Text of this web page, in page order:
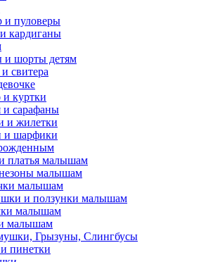
и пуловеры
кардиганы
шорты детям
свитера
и куртки
и сарафаны
и жилетки
шарфики
платья малышам
малышам
малышам
и ползунки малышам
малышам
малышам
Грызуны, Слингбусы
пинетки